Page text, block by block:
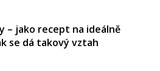
– jako recept na ideálně
se dá takový vztah